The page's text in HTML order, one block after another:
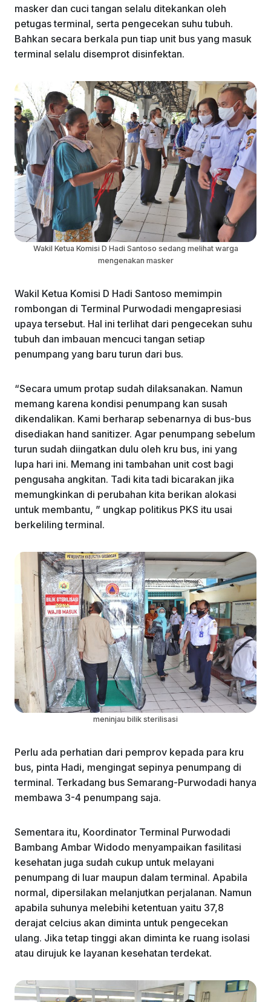
masker dan cuci tangan selalu ditekankan oleh
petugas terminal, serta pengecekan suhu tubuh.
Bahkan secara berkala pun tiap unit bus yang masuk
terminal selalu disemprot disinfektan.
Wakil Ketua Komisi D Hadi Santoso sedang melihat warga
mengenakan masker
Wakil Ketua Komisi D Hadi Santoso memimpin
rombongan di Terminal Purwodadi mengapresiasi
upaya tersebut. Hal ini terlihat dari pengecekan suhu
tubuh dan imbauan mencuci tangan setiap
penumpang yang baru turun dari bus.
“Secara umum protap sudah dilaksanakan. Namun
memang karena kondisi penumpang kan susah
dikendalikan. Kami berharap sebenarnya di bus-bus
disediakan hand sanitizer. Agar penumpang sebelum
turun sudah diingatkan dulu oleh kru bus, ini yang
lupa hari ini. Memang ini tambahan unit cost bagi
pengusaha angkitan. Tadi kita tadi bicarakan jika
memungkinkan di perubahan kita berikan alokasi
untuk membantu, ” ungkap politikus PKS itu usai
berkeliling terminal.
meninjau bilik sterilisasi
Perlu ada perhatian dari pemprov kepada para kru
bus, pinta Hadi, mengingat sepinya penumpang di
terminal. Terkadang bus Semarang-Purwodadi hanya
membawa 3-4 penumpang saja.
Sementara itu, Koordinator Terminal Purwodadi
Bambang Ambar Widodo menyampaikan fasilitasi
kesehatan juga sudah cukup untuk melayani
penumpang di luar maupun dalam terminal. Apabila
normal, dipersilakan melanjutkan perjalanan. Namun
apabila suhunya melebihi ketentuan yaitu 37,8
derajat celcius akan diminta untuk pengecekan
ulang. Jika tetap tinggi akan diminta ke ruang isolasi
atau dirujuk ke layanan kesehatan terdekat.